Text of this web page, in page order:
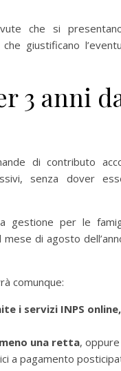
che si
giustificano
3 anni
di contributo
senza dover
gestione per le
di agosto
comunque:
i servizi INPS online,
una retta, oppure
a pagamento